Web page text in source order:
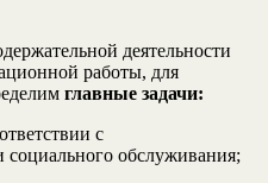
деятельности
работы, для
главные задачи:
с
социального обслуживания;